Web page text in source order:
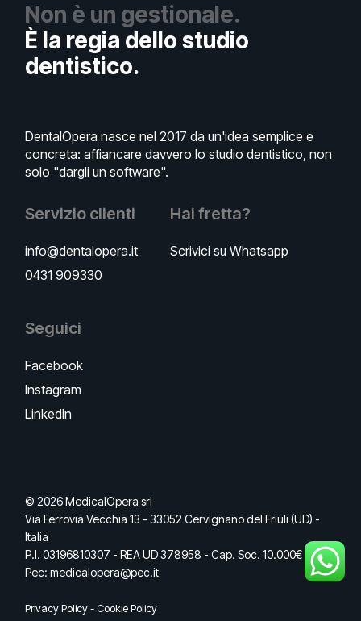
Non è un gestionale.
È la regia dello studio
dentistico.
DentalOpera nasce nel 2017 da un'idea semplice e
concreta: affiancare davvero lo studio dentistico, non
solo "dargli un software".
Servizio clienti
info@dentalopera.it
0431 909330
Hai fretta?
Scrivici su Whatsapp
Seguici
Facebook
Instagram
LinkedIn
© 2026 MedicalOpera srl
Via Ferrovia Vecchia 13 - 33052 Cervignano del Friuli (UD) -
Italia
P.I. 03196810307 - REA UD 378958 - Cap. Soc. 10.000€ I.V. -
Pec: medicalopera@pec.it
Privacy Policy-Cookie Policy